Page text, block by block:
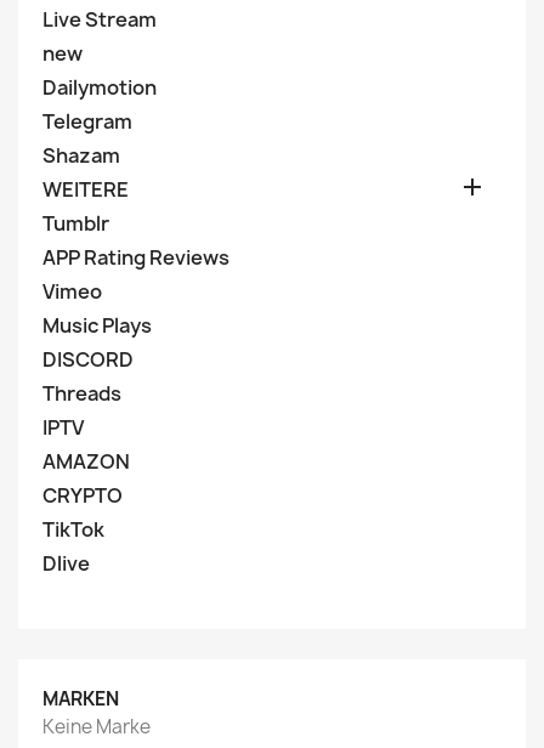
Live Stream
new
Dailymotion
Telegram
Shazam
WEITERE

Tumblr
APP Rating Reviews
Vimeo
Music Plays
DISCORD
Threads
IPTV
AMAZON
CRYPTO
TikTok
Dlive
MARKEN
Keine Marke